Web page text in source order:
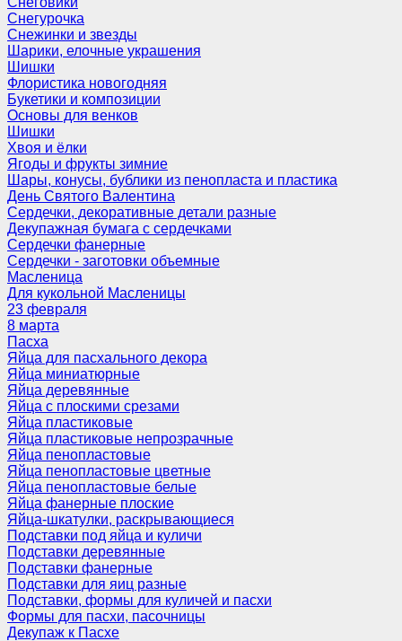
Снегурочка
Снежинки и звезды
Шарики, елочные украшения
Шишки
Флористика новогодняя
Букетики и композиции
Основы для венков
Шишки
Хвоя и ёлки
Ягоды и фрукты зимние
Шары, конусы, бублики из пенопласта и пластика
День Святого Валентина
Сердечки, декоративные детали разные
Декупажная бумага с сердечками
Сердечки фанерные
Сердечки - заготовки объемные
Масленица
Для кукольной Масленицы
23 февраля
8 марта
Пасха
Яйца для пасхального декора
Яйца миниатюрные
Яйца деревянные
Яйца с плоскими срезами
Яйца пластиковые
Яйца пластиковые непрозрачные
Яйца пенопластовые
Яйца пенопластовые цветные
Яйца пенопластовые белые
Яйца фанерные плоские
Яйца-шкатулки, раскрывающиеся
Подставки под яйца и куличи
Подставки деревянные
Подставки фанерные
Подставки для яиц разные
Подставки, формы для куличей и пасхи
Формы для пасхи, пасочницы
Декупаж к Пасхе